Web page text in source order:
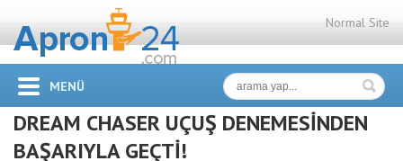
Normal Site
MENÜ
DREAM CHASER UÇUŞ DENEMESİNDEN
BAŞARIYLA GEÇTİ!